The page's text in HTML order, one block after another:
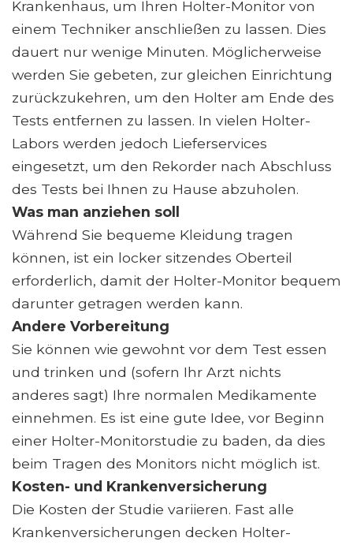
Krankenhaus, um Ihren Holter-Monitor von
einem Techniker anschließen zu lassen. Dies
dauert nur wenige Minuten. Möglicherweise
werden Sie gebeten, zur gleichen Einrichtung
zurückzukehren, um den Holter am Ende des
Tests entfernen zu lassen. In vielen Holter-
Labors werden jedoch Lieferservices
eingesetzt, um den Rekorder nach Abschluss
des Tests bei Ihnen zu Hause abzuholen.
Was man anziehen soll
Während Sie bequeme Kleidung tragen
können, ist ein locker sitzendes Oberteil
erforderlich, damit der Holter-Monitor bequem
darunter getragen werden kann.
Andere Vorbereitung
Sie können wie gewohnt vor dem Test essen
und trinken und (sofern Ihr Arzt nichts
anderes sagt) Ihre normalen Medikamente
einnehmen. Es ist eine gute Idee, vor Beginn
einer Holter-Monitorstudie zu baden, da dies
beim Tragen des Monitors nicht möglich ist.
Kosten- und Krankenversicherung
Die Kosten der Studie variieren. Fast alle
Krankenversicherungen decken Holter-